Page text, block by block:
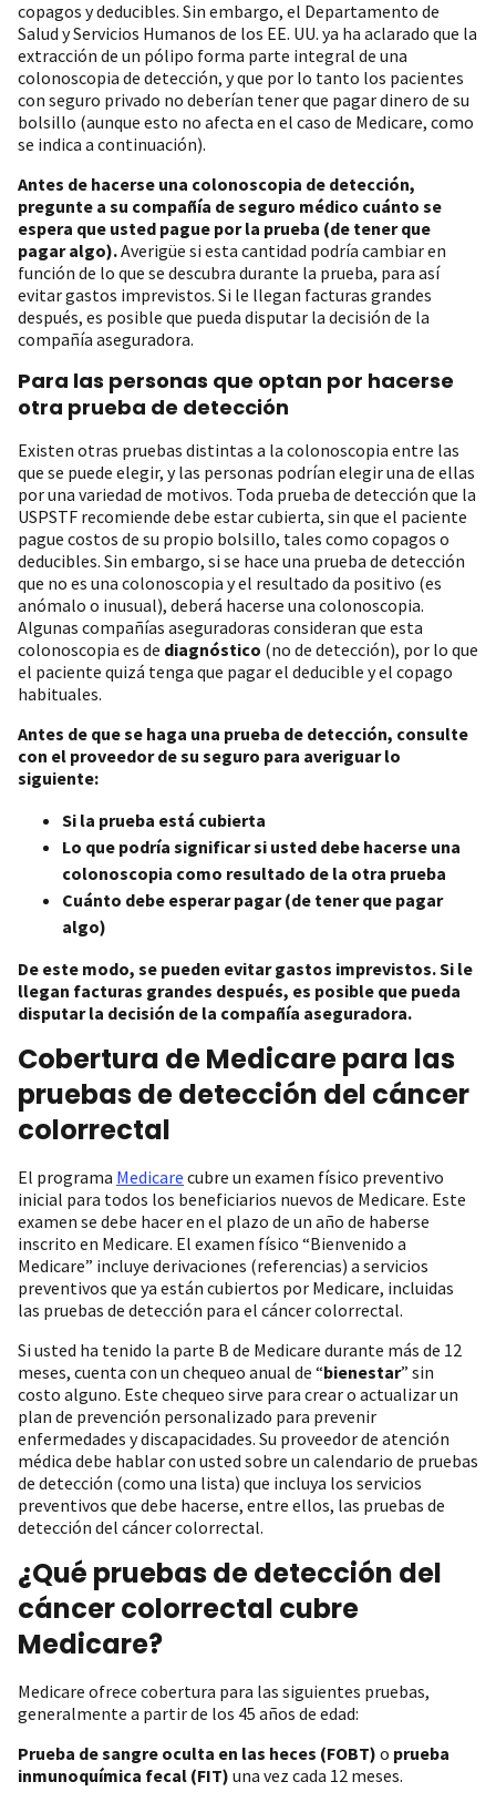
copagos y deducibles. Sin embargo, el Departamento de
Salud y Servicios Humanos de los EE. UU. ya ha aclarado que la
extracción de un pólipo forma parte integral de una
colonoscopia de detección, y que por lo tanto los pacientes
con seguro privado no deberían tener que pagar dinero de su
bolsillo (aunque esto no afecta en el caso de Medicare, como
se indica a continuación).
Antes de hacerse una colonoscopia de detección,
pregunte a su compañía de seguro médico cuánto se
espera que usted pague por la prueba (de tener que
pagar algo).Averigüe si esta cantidad podría cambiar en
función de lo que se descubra durante la prueba, para así
evitar gastos imprevistos. Si le llegan facturas grandes
después, es posible que pueda disputar la decisión de la
compañía aseguradora.
Para las personas que optan por hacerse
otra prueba de detección
Existen otras pruebas distintas a la colonoscopia entre las
que se puede elegir, y las personas podrían elegir una de ellas
por una variedad de motivos. Toda prueba de detección que la
USPSTF recomiende debe estar cubierta, sin que el paciente
pague costos de su propio bolsillo, tales como copagos o
deducibles. Sin embargo, si se hace una prueba de detección
que no es una colonoscopia y el resultado da positivo (es
anómalo o inusual), deberá hacerse una colonoscopia.
Algunas compañías aseguradoras consideran que esta
colonoscopia es de diagnóstico (no de detección), por lo que
el paciente quizá tenga que pagar el deducible y el copago
habituales.
Antes de que se haga una prueba de detección, consulte
con el proveedor de su seguro para averiguar lo
siguiente:
Si la prueba está cubierta
Lo que podría significar si usted debe hacerse una
colonoscopia como resultado de la otra prueba
Cuánto debe esperar pagar (de tener que pagar
algo)
De este modo, se pueden evitar gastos imprevistos. Si le
llegan facturas grandes después, es posible que pueda
disputar la decisión de la compañía aseguradora.
Cobertura de Medicare para las
pruebas de detección del cáncer
colorrectal
El programa Medicare cubre un examen físico preventivo
inicial para todos los beneficiarios nuevos de Medicare. Este
examen se debe hacer en el plazo de un año de haberse
inscrito en Medicare. El examen físico “Bienvenido a
Medicare” incluye derivaciones (referencias) a servicios
preventivos que ya están cubiertos por Medicare, incluidas
las pruebas de detección para el cáncer colorrectal.
Si usted ha tenido la parte B de Medicare durante más de 12
meses, cuenta con un chequeo anual de “bienestar” sin
costo alguno. Este chequeo sirve para crear o actualizar un
plan de prevención personalizado para prevenir
enfermedades y discapacidades. Su proveedor de atención
médica debe hablar con usted sobre un calendario de pruebas
de detección (como una lista) que incluya los servicios
preventivos que debe hacerse, entre ellos, las pruebas de
detección del cáncer colorrectal.
¿Qué pruebas de detección del
cáncer colorrectal cubre
Medicare?
Medicare ofrece cobertura para las siguientes pruebas,
generalmente a partir de los 45 años de edad:
Prueba de sangre oculta en las heces (FOBT) o prueba
inmunoquímica fecal (FIT) una vez cada 12 meses.